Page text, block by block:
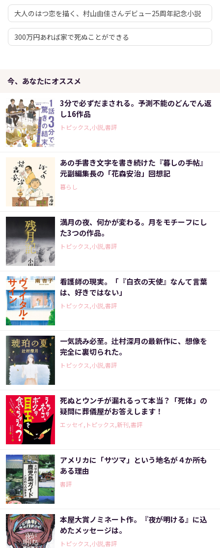
大人のはつ恋を描く、村山由佳さんデビュー25周年記念小説
300万円あれば家で死ぬことができる
今、あなたにオススメ
3分で必ずだまされる。予測不能のどんでん返
し16作品
トピックス,小説,書評
あの手書き文字を書き続けた『暮しの手帖』
元副編集長の「花森安治」回想記
暮らし
満月の夜、何かが変わる。月をモチーフにし
た3つの作品。
トピックス,小説,書評
看護師の現実。「『白衣の天使』なんて言葉
は、好きではない」
トピックス,小説,書評
一気読み必至。辻村深月の最新作に、想像を
完全に裏切られた。
トピックス,小説,書評
死ぬとウンチが漏れるって本当？「死体」の
疑問に葬儀屋がお答えします！
エッセイ,トピックス,新刊,書評
アメリカに「サツマ」という地名が４か所も
ある理由
書評
本屋大賞ノミネート作。『夜が明ける』に込
めたメッセージは。
トピックス,小説,書評